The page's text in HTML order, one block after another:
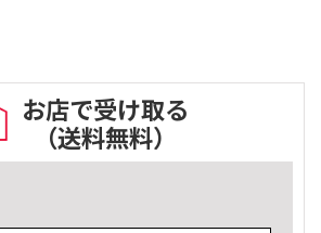
お店で受け取る
（送料無料）